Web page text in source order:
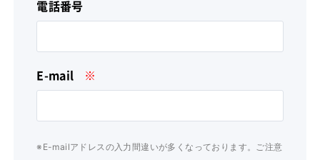
電話番号
E-mail ※
※E-mailアドレスの入力間違いが多くなっております。ご注意